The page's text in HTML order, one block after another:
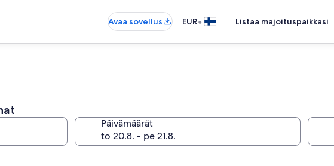
Avaa sovellus EUR• Listaa majoituspaikkasi
Päivämäärät